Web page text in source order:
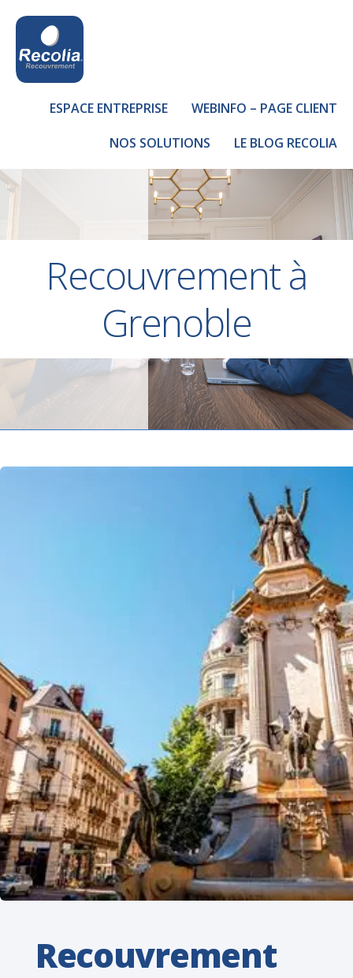
ESPACE ENTREPRISE
WEBINFO – PAGE CLIENT
NOS SOLUTIONS
LE BLOG RECOLIA
Recouvrement à
Grenoble
Recouvrement